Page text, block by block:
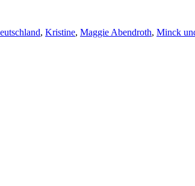
, Kristine, Maggie Abendroth, Minck